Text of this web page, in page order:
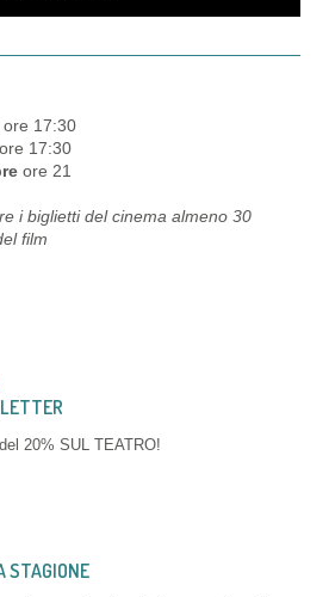
ore 17:30
ore 17:30
ore 21
i biglietti del cinema almeno 30
film
20% SUL TEATRO!
STAGIONE